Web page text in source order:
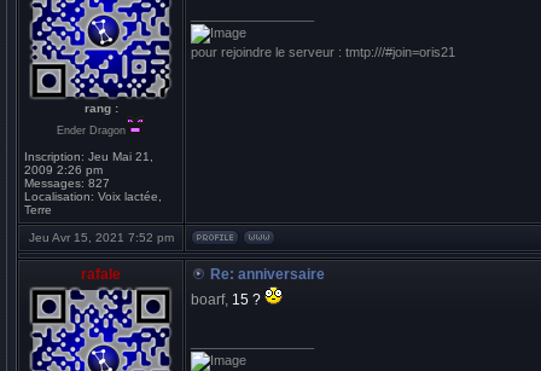
rang :
Ender Dragon
Inscription: Jeu Mai 21,
2009 2:26 pm
Messages: 827
Localisation: Voix lactée,
Terre
pour rejoindre le serveur : tmtp:///#join=oris21
Jeu Avr 15, 2021 7:52 pm
rafale
Re: anniversaire
boarf, 15 ?